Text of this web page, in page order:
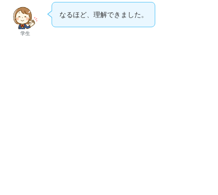
学生
なるほど、理解できました。